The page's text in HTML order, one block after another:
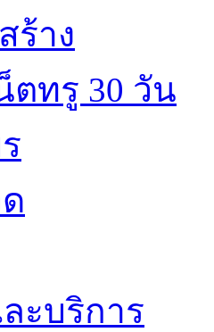
ร้าง
ตทรู 30 วัน
ะบริการ